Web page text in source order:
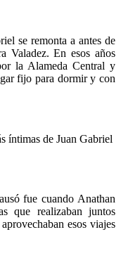
se remonta a antes de
Valadez. En esos años
la Alameda Central y
fijo para dormir y con
íntimas de Juan Gabriel
fue cuando Anathan
que realizaban juntos
esos viajes